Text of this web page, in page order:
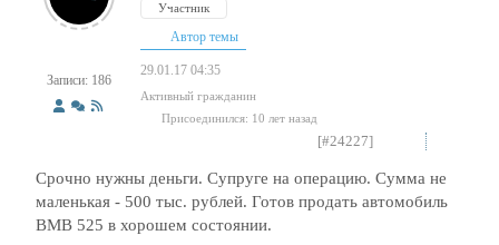
Записи: 186
Участник
Автор темы
29.01.17 04:35
Активный гражданин
Присоединился: 10 лет назад
[#24227]
Срочно нужны деньги. Супруге на операцию. Сумма не
маленькая - 500 тыс. рублей. Готов продать автомобиль
ВМВ 525 в хорошем состоянии.